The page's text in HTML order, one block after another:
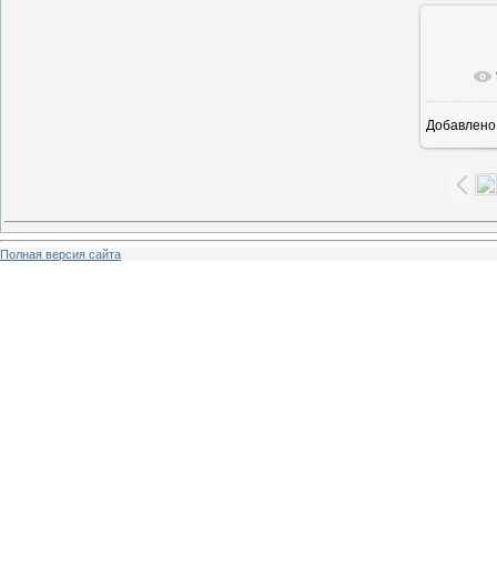
В
Добавлено
Полная версия сайта